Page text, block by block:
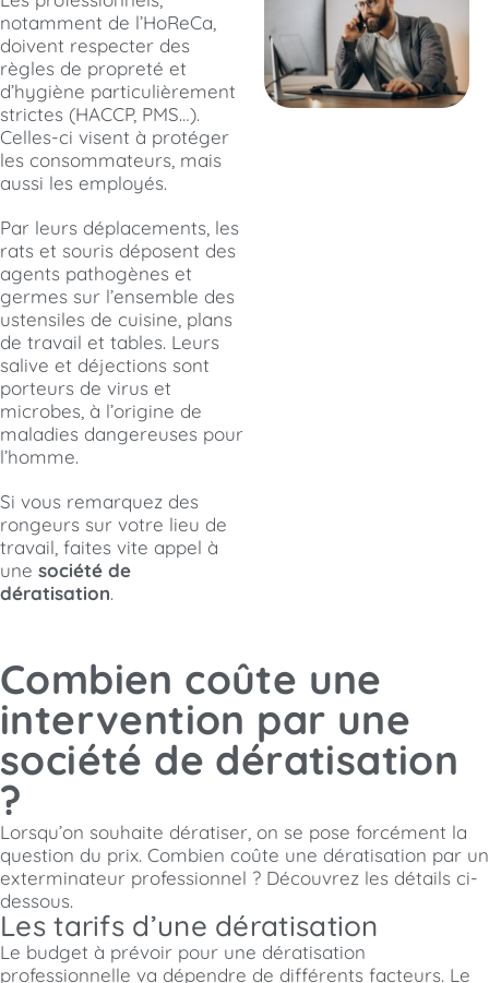
notamment de l’HoReCa,
doivent respecter des
règles de propreté et
d’hygiène particulièrement
strictes (HACCP, PMS…).
Celles-ci visent à protéger
les consommateurs, mais
aussi les employés.
Par leurs déplacements, les
rats et souris déposent des
agents pathogènes et
germes sur l’ensemble des
ustensiles de cuisine, plans
de travail et tables. Leurs
salive et déjections sont
porteurs de virus et
microbes, à l’origine de
maladies dangereuses pour
l’homme.
Si vous remarquez des
rongeurs sur votre lieu de
travail, faites vite appel à
une société de
dératisation.
Combien coûte une
intervention par une
société de dératisation
?
Lorsqu’on souhaite dératiser, on se pose forcément la
question du prix. Combien coûte une dératisation par un
exterminateur professionnel ? Découvrez les détails ci-
dessous.
Les tarifs d’une dératisation
Le budget à prévoir pour une dératisation
professionnelle va dépendre de différents facteurs. Le